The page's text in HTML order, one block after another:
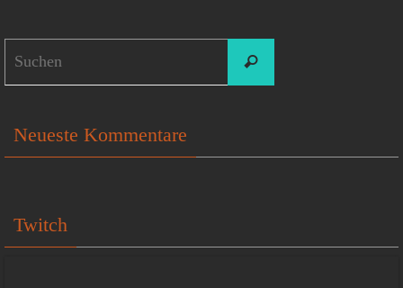
Suchen
Neueste Kommentare
Twitch